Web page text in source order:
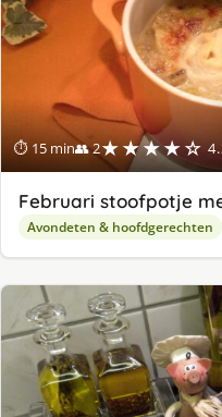
⏱ 15 min👥 2★★★★☆
Februari stoofpotje
Avondeten & hoofdgerechten